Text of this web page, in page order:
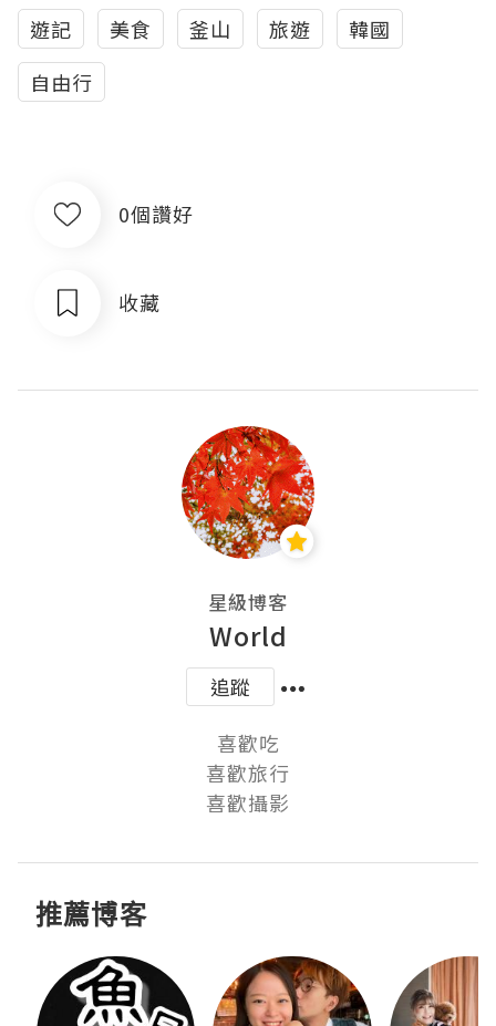
遊記
美食 釜山 旅遊
韓國
自由行
0個讚好
收藏
星級博客
World
追蹤
喜歡吃
喜歡旅行
喜歡攝影
推薦博客